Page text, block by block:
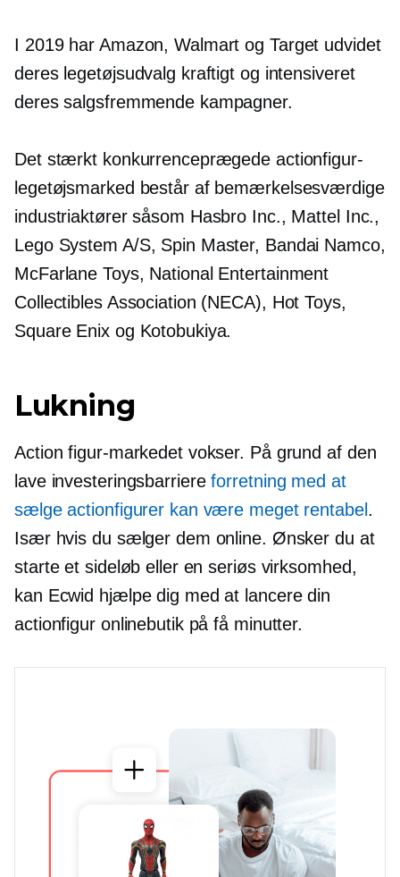
I 2019 har Amazon, Walmart og Target udvidet
deres legetøjsudvalg kraftigt og intensiveret
deres salgsfremmende kampagner.
Det stærkt konkurrenceprægede actionfigur-
legetøjsmarked består af bemærkelsesværdige
industriaktører såsom Hasbro Inc., Mattel Inc.,
Lego System A/S, Spin Master, Bandai Namco,
McFarlane Toys, National Entertainment
Collectibles Association (NECA), Hot Toys,
Square Enix og Kotobukiya.
Lukning
Action figur-markedet vokser. På grund af den
lave investeringsbarriereforretning med at
sælge actionfigurer kan være meget rentabel .
Især hvis du sælger dem online. Ønsker du at
starte et sideløb eller en seriøs virksomhed,
kan Ecwid hjælpe dig med at lancere din
actionfigur onlinebutik på få minutter.